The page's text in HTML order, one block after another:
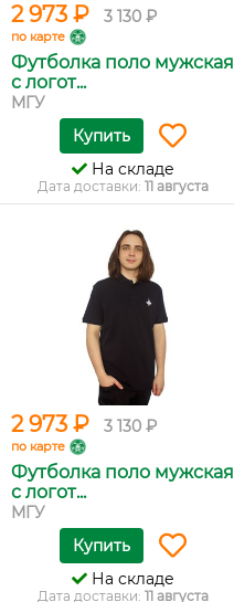
2 973 ₽ 3 130 ₽
по карте
Футболка поло мужская
с логот...
МГУ
Купить
На складе
Дата доставки: 11 августа
2 973 ₽ 3 130 ₽
по карте
Футболка поло мужская
с логот...
МГУ
Купить
На складе
Дата доставки: 11 августа